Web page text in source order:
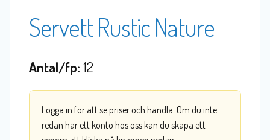
Servett Rustic Nature
Antal/fp: 12
Logga in för att se priser och handla. Om du inte
redan har ett konto hos oss kan du skapa ett